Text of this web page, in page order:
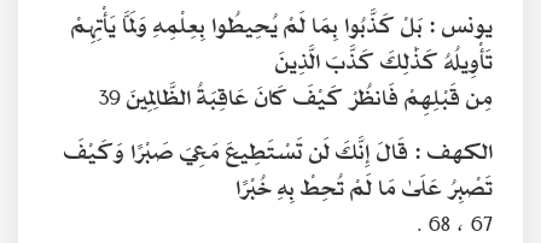
يونس :بَلْ كَذَّبُوا بِمَا لَمْ يُحِيطُوا بِعِلْمِهِ وَلَمَّا يَأْتِهِمْ
تَأْوِيلُهُ كَذَٰلِكَ كَذَّبَ الَّذِينَ
مِن قَبْلِهِمْ فَانظُرْ كَيْفَ كَانَ عَاقِبَةُ الظَّالِمِينَ
الكهف :قَالَ إِنَّكَ لَن تَسْتَطِيعَ مَعِيَ صَبْرًا وَكَيْفَ
تَصْبِرُ عَلَىٰ مَا لَمْ تُحِطْ بِهِ خُبْرًا
67 ، 68 .